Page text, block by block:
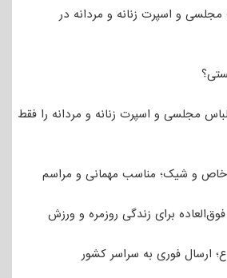
و اسپرت زنانه و مردانه در
مجلسی و اسپرت زنانه و مردانه را فقط
و شیک؛ مناسب مهمانی و مراسم
برای زندگی روزمره و ورزش
ارسال فوری به سراسر کشور